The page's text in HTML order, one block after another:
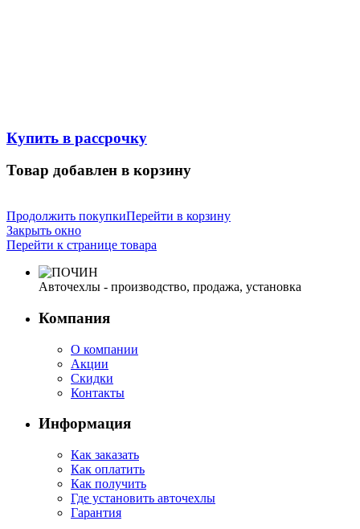
Купить в рассрочку
Товар добавлен в корзину
Продолжить покупкиПерейти в корзину
Закрыть окно
Перейти к странице товара
Авточехлы - производство, продажа, установка
Компания
О компании
Акции
Скидки
Контакты
Информация
Как заказать
Как оплатить
Как получить
Где установить авточехлы
Гарантия